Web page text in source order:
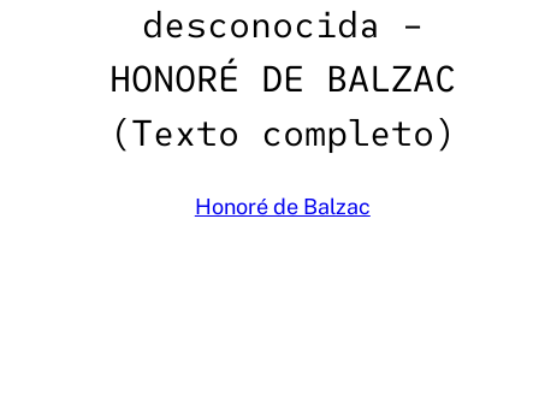
desconocida –
HONORÉ DE BALZAC
(Texto completo)
Honoré de Balzac